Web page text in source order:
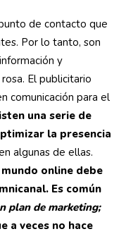
de contacto que
Por lo tanto, son
y
El publicitario
comunicación para el
una serie de
la presencia
algunas de ellas.
online debe
Es común
plan de marketing;
a veces no hace